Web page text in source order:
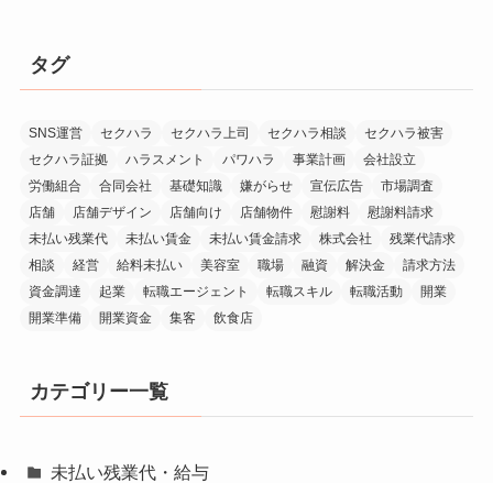
タグ
SNS運営 セクハラ セクハラ上司 セクハラ相談
セクハラ被害
セクハラ証拠
ハラスメント パワハラ 事業計画
会社設立
労働組合
合同会社 基礎知識 嫌がらせ 宣伝広告
市場調査
店舗
店舗デザイン 店舗向け 店舗物件 慰謝料
慰謝料請求
未払い残業代
未払い賃金 未払い賃金請求 株式会社
残業代請求
相談
経営 給料未払い 美容室 職場 融資 解決金
請求方法
資金調達
起業 転職エージェント 転職スキル 転職活動
開業
開業準備
開業資金 集客 飲食店
カテゴリー一覧
未払い残業代・給与